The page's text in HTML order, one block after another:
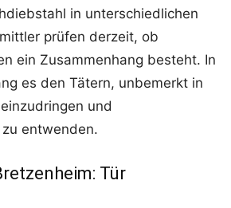
in unterschiedlichen
prüfen derzeit, ob
ein Zusammenhang besteht. In
es den Tätern, unbemerkt in
und
entwenden.
Tür